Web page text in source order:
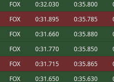
:
Ya lo dice greta, el cambio climático nos
:
Sisi yo igual, normalmente se quedan al
con un 5% ; No se si seria por el calor,
pequeño tiron al principio pero ya esta
:
Bon dia, a mi la bateria casi me deja
falto el canto de un duro
A mi me pegaba tirones cuando había
FOX 0:32.030 0:35.800
FOX 0:31.895 0:35.785
FOX 0:31.660 0:35.880
FOX 0:31.770 0:35.850
FOX 0:31.715 0:35.865
FOX 0:31.650 0:35.630